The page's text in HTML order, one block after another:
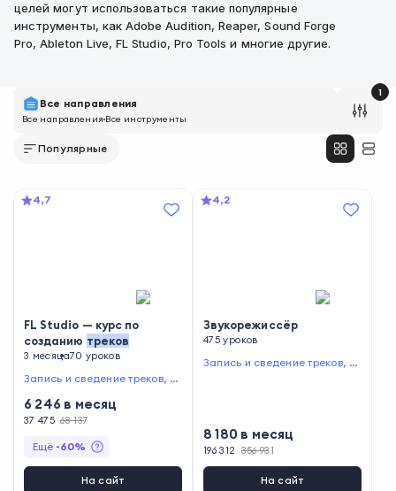
целей могут использоваться такие популярные
инструменты, как Adobe Audition, Reaper, Sound Forge
Pro, Ableton Live, FL Studio, Pro Tools и многие другие.
Все направления
Все направленияВсе инструменты
1
Популярные
4,7
FL Studio — курс по
созданию треков
3 месяца70 уроков
Запись и сведение треков, Р
аранжировок,Работа с MIDI-
файлами
6 246 в месяц
37 475 68 137
Ещё -60%
На сайт
4,2
Звукорежиссёр
475 уроков
Запись и сведение треков, П
8 180 в месяц
196 312 356 931
На сайт